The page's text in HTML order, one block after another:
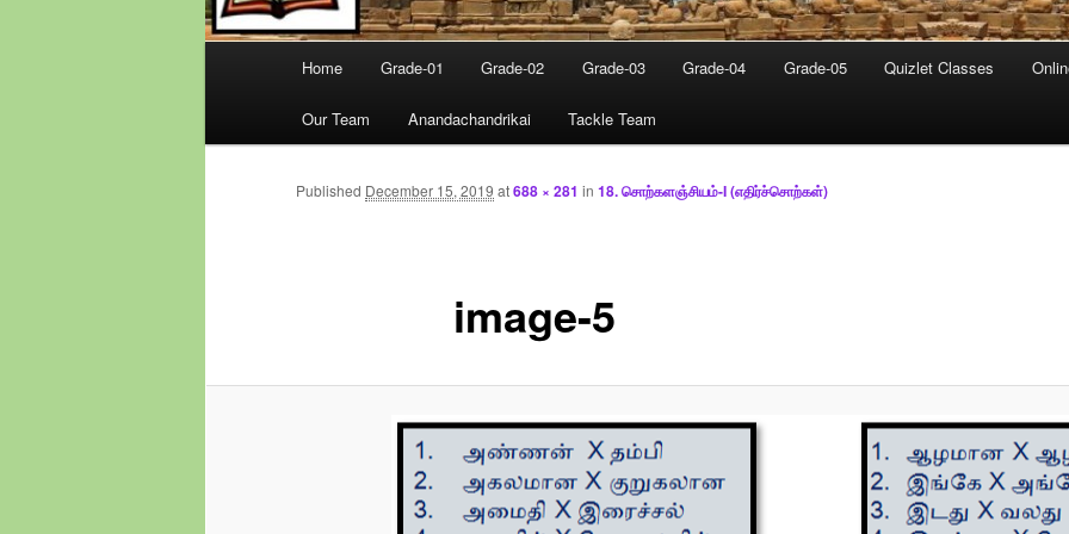
Home Grade-01 Grade-02 Grade-03 Grade-04 Grade-05 Quizlet Classes
Our Team Anandachandrikai Tackle Team
image-5
Published December 15, 2019 at688 × 281 in 18. சொற்களஞ்சியம்-I (எதிர்ச்சொற்கள்)